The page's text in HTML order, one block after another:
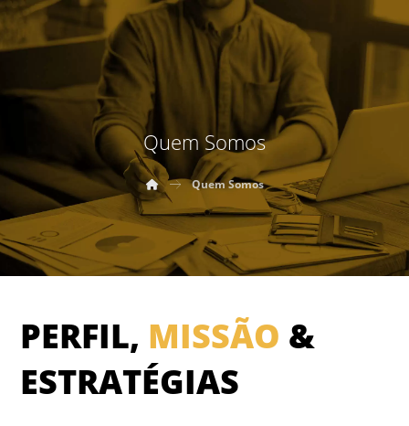
Quem Somos
Quem Somos
PERFIL, MISSÃO &
ESTRATÉGIAS